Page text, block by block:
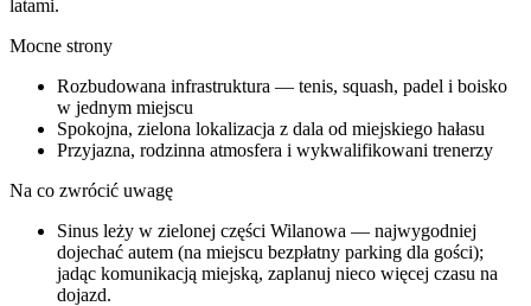
latami.
Mocne strony
Rozbudowana infrastruktura — tenis, squash, padel i boisko
w jednym miejscu
Spokojna, zielona lokalizacja z dala od miejskiego hałasu
Przyjazna, rodzinna atmosfera i wykwalifikowani trenerzy
Na co zwrócić uwagę
Sinus leży w zielonej części Wilanowa — najwygodniej
dojechać autem (na miejscu bezpłatny parking dla gości);
jadąc komunikacją miejską, zaplanuj nieco więcej czasu na
dojazd.